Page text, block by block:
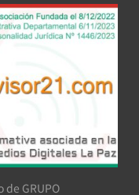
GRUPO